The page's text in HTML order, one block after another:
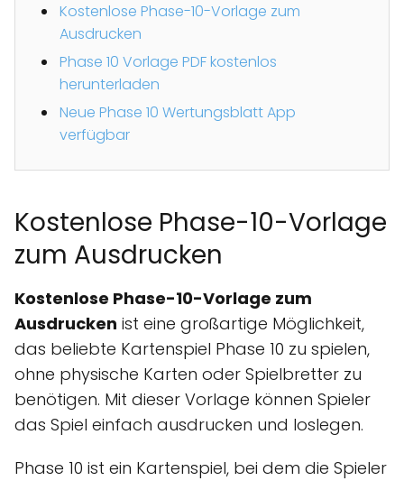
Kostenlose Phase-10-Vorlage zum
Ausdrucken
Phase 10 Vorlage PDF kostenlos
herunterladen
Neue Phase 10 Wertungsblatt App
verfügbar
Kostenlose Phase-10-Vorlage
zum Ausdrucken
Kostenlose Phase-10-Vorlage zum
Ausdrucken ist eine großartige Möglichkeit,
das beliebte Kartenspiel Phase 10 zu spielen,
ohne physische Karten oder Spielbretter zu
benötigen. Mit dieser Vorlage können Spieler
das Spiel einfach ausdrucken und loslegen.
Phase 10 ist ein Kartenspiel, bei dem die Spieler